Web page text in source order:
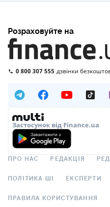
Розраховуйте на
0 800 307 555 дзвінки
Застосунок від Finance.ua
ПРО НАС РЕДАКЦІЯ
ПОЛІТИКА ШІ ЕКСПЕРТИ
ПРАВИЛА КОРИСТУВАННЯ